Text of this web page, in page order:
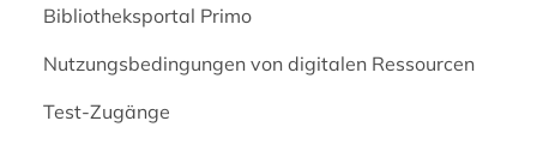
Bibliotheksportal Primo
Nutzungsbedingungen von digitalen Ressourcen
Test-Zugänge